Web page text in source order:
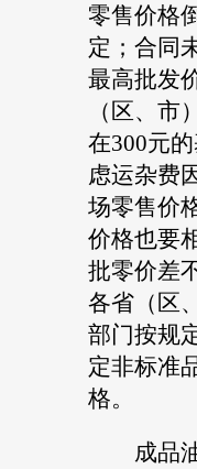
零售价格
定；合同
最高批发
（区、市
在300元
虑运杂费
场零售价
价格也要
批零价差
各省（区
部门按规
定非标准
格。
成品油